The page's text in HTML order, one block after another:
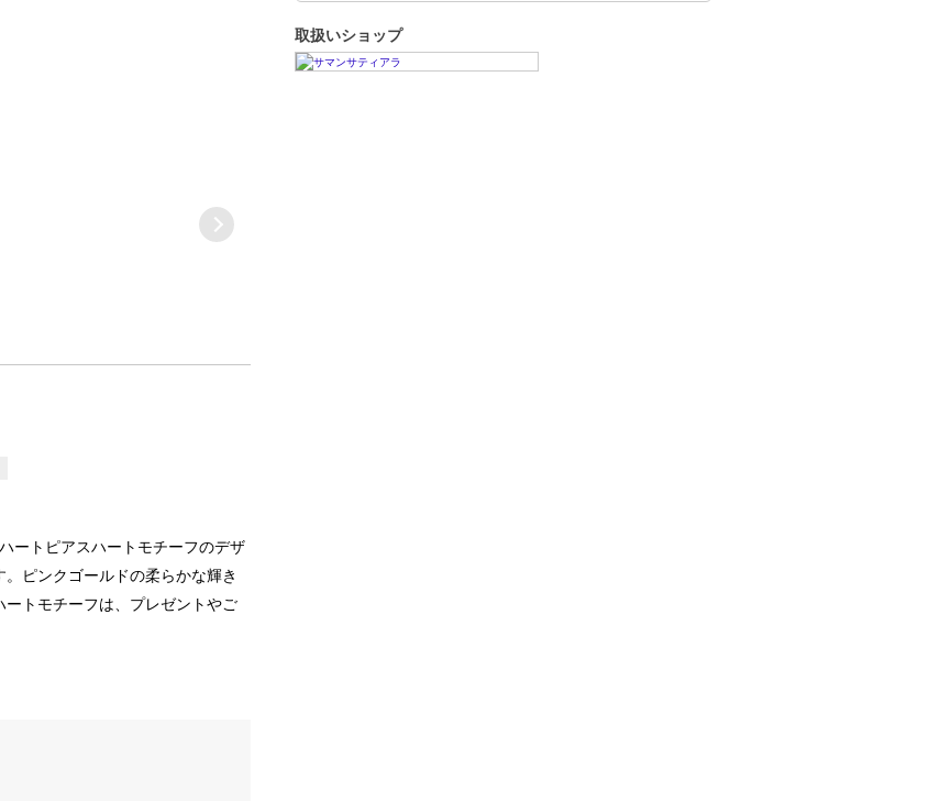
ートピアスハートモチーフのデザ
ピンクゴールドの柔らかな輝き
トモチーフは、プレゼントやご
取扱いショップ